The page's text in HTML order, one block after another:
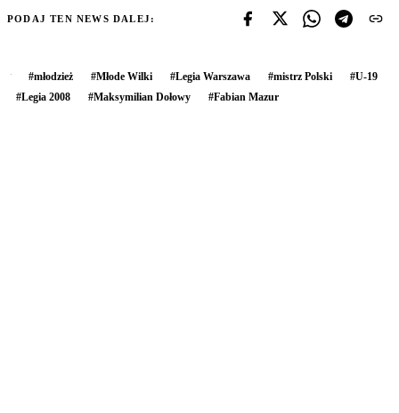
PODAJ TEN NEWS DALEJ:
#młodzież #Młode Wilki #Legia Warszawa #mistrz Polski #U-19
#Legia 2008 #Maksymilian Dołowy #Fabian Mazur